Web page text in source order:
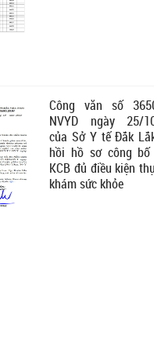
Công văn số
NVYD ngày 25/
của Sở Y tế Đắk
hồi hồ sơ công
KCB đủ điều kiện
khám sức khỏe